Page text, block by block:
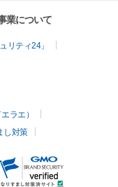
業について
リティ24」
ラエ）
し対策